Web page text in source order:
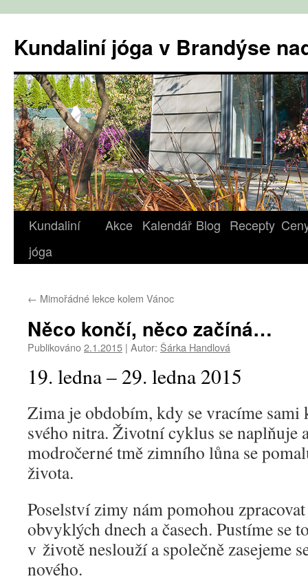
obsahu
webu
Kundaliní jóga v Brandýse
Kundaliní
jóga
Akce Kalendář Blog Recepty
← Mimořádné lekce kolem Vánoc
Něco končí, něco začíná…
Publikováno2.1.2015 | Autor: Šárka Handlová
19. ledna – 29. ledna 2015
Zima je obdobím, kdy se vracíme
svého nitra. Životní cyklus se naplňuje
modročerné tmě zimního lůna se
života.
Poselství zimy nám pomohou
obvyklých dnech a časech. Pustíme se
v životě neslouží a společně zasejeme
nového.